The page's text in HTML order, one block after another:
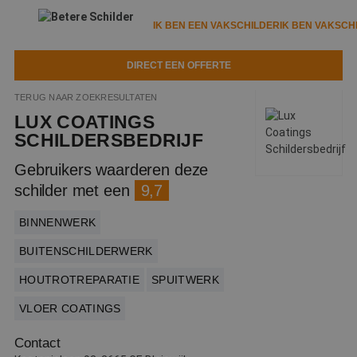
IK BEN EEN VAKSCHILDERIK BEN
DIRECT EEN OFFERTE
IK BEN EEN VAKSCHILDER
Documenten
Tools
Kennisbank
Infopakket
Verfspuitbedrijf?
IK ZOEK EEN VAKSCHILDERVAKSCHILDER ZOEKEN
Zoeken naar een schilder
Service
Waarom de betere schilder?
Binnenschilderwerk
DIRECT EEN OFFERTE
Vacatures
Veelgestelde vragen
TERUG NAAR ZOEKRESULTATEN
LUX COATINGS
SCHILDERSBEDRIJF
Gebruikers waarderen deze
schilder met een
9,7
BINNENWERK
BUITENSCHILDERWERK
HOUTROTREPARATIE SPUITWERK
VLOER COATINGS
Contact